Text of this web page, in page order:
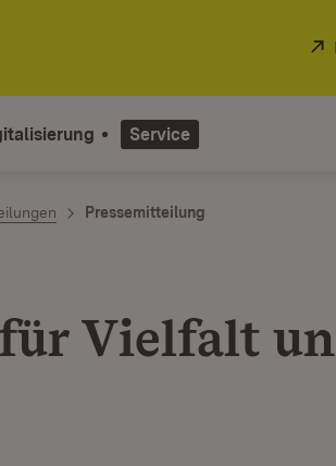
Service
Pressemitteilung
Vielfalt